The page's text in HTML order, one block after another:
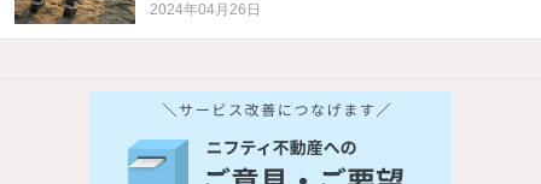
2024年04月26日
バス・トイレ別 2階以上